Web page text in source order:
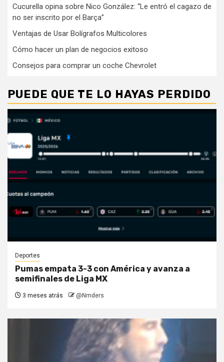
Cucurella opina sobre Nico González: “Le entró el cagazo de
no ser inscrito por el Barça”
Ventajas de Usar Bolígrafos Multicolores
Cómo hacer un plan de negocios exitoso
Consejos para comprar un coche Chevrolet
PUEDE QUE TE LO HAYAS PERDIDO
Deportes
Pumas empata 3-3 con América y avanza a
semifinales de Liga MX
3 meses atrás @Nmders